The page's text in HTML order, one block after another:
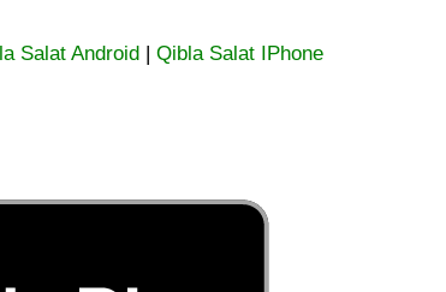
Salat Android |Qibla Salat IPhone